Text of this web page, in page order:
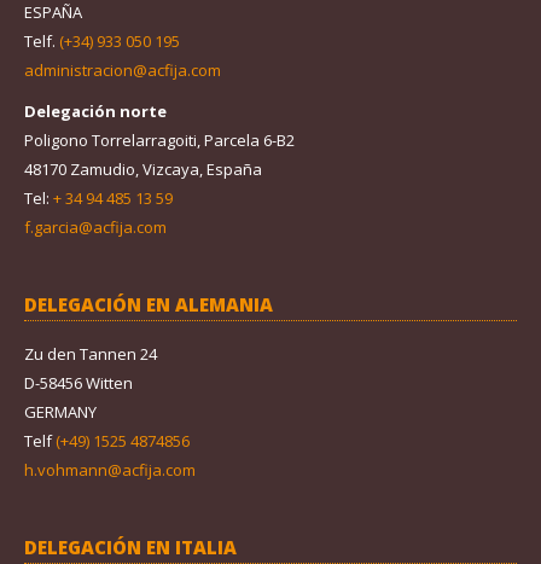
ESPAÑA
Telf. (+34) 933 050 195
administracion@acfija.com
Delegación norte
Poligono Torrelarragoiti, Parcela 6-B2
48170 Zamudio, Vizcaya, España
Tel: + 34 94 485 13 59
f.garcia@acfija.com
DELEGACIÓN EN ALEMANIA
Zu den Tannen 24
D-58456 Witten
GERMANY
Telf(+49) 1525 4874856
h.vohmann@acfija.com
DELEGACIÓN EN ITALIA